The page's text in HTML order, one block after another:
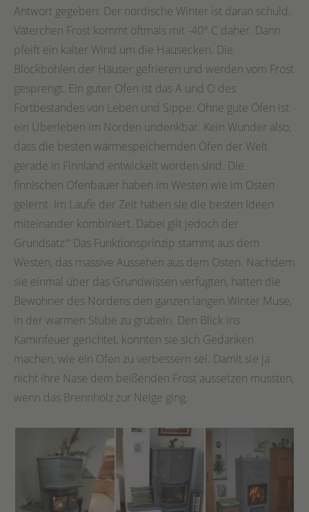
Antwort gegeben: Der nordische Winter ist daran schuld.
Väterchen Frost kommt oftmals mit -40° C daher. Dann
pfeift ein kalter Wind um die Hausecken. Die
Blockbohlen der Häuser gefrieren und werden vom Frost
gesprengt. Ein guter Ofen ist das A und O des
Fortbestandes von Leben und Sippe. Ohne gute Öfen ist
ein Überleben im Norden undenkbar. Kein Wunder also,
dass die besten wärmespeichernden Öfen der Welt
gerade in Finnland entwickelt worden sind. Die
finnischen Ofenbauer haben im Westen wie im Osten
gelernt. Im Laufe der Zeit haben sie die besten Ideen
miteinander kombiniert. Dabei gilt jedoch der
Grundsatz:“ Das Funktionsprinzip stammt aus dem
Westen, das massive Aussehen aus dem Osten. Nachdem
sie einmal über das Grundwissen verfügten, hatten die
Bewohner des Nordens den ganzen langen Winter Muse,
in der warmen Stube zu grübeln. Den Blick ins
Kaminfeuer gerichtet, konnten sie sich Gedanken
machen, wie ein Ofen zu verbessern sei. Damit sie ja
nicht ihre Nase dem beißenden Frost aussetzen mussten,
wenn das Brennholz zur Neige ging.